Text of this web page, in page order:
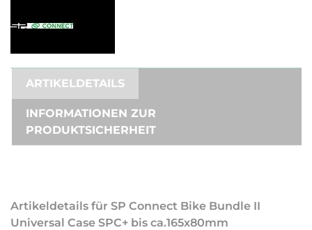
ARTIKELDETAILS
INFORMATIONEN ZUR
PRODUKTSICHERHEIT
Artikeldetails für SP Connect Bike Bundle II
Universal Case SPC+ bis ca.165x80mm